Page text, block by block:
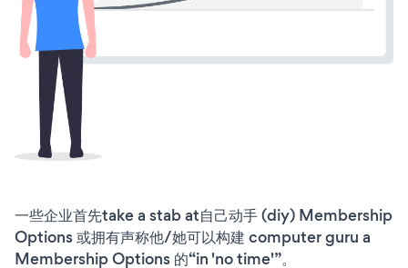
一些企业首先take a stab at自己动手 (diy) Membership
Options 或拥有声称他/她可以构建 computer guru a
Membership Options 的“in 'no time'”。